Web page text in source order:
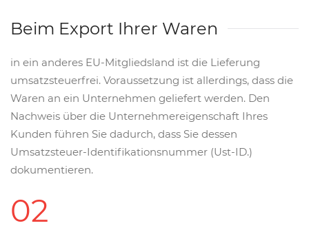
Beim Export Ihrer Waren
in ein anderes EU-Mitgliedsland ist die Lieferung
umsatzsteuerfrei. Voraussetzung ist allerdings, dass die
Waren an ein Unternehmen geliefert werden. Den
Nachweis über die Unternehmereigenschaft Ihres
Kunden führen Sie dadurch, dass Sie dessen
Umsatzsteuer-Identifikationsnummer (Ust-ID.)
dokumentieren.
02